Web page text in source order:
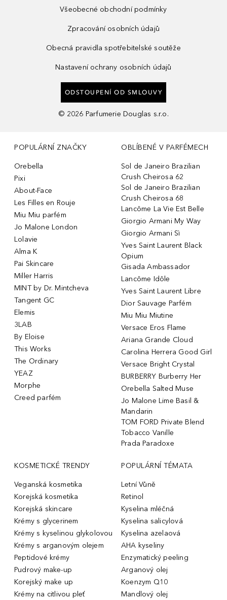
Všeobecné obchodní podmínky
Zpracování osobních údajů
Obecná pravidla spotřebitelské soutěže
Nastavení ochrany osobních údajů
ODSTOUPENÍ OD SMLOUVY
© 2026 Parfumerie Douglas s.r.o.
POPULÁRNÍ ZNAČKY
Orebella
Pixi
About-Face
Les Filles en Rouje
Miu Miu parfém
Jo Malone London
Lolavie
Alma K
Pai Skincare
Miller Harris
MINT by Dr. Mintcheva
Tangent GC
Elemis
3LAB
By Eloise
This Works
The Ordinary
YEAZ
Morphe
Creed parfém
OBLÍBENÉ V PARFÉMECH
Sol de Janeiro Brazilian
Crush Cheirosa 62
Sol de Janeiro Brazilian
Crush Cheirosa 68
Lancôme La Vie Est Belle
Giorgio Armani My Way
Giorgio Armani Sì
Yves Saint Laurent Black
Opium
Gisada Ambassador
Lancôme Idôle
Yves Saint Laurent Libre
Dior Sauvage Parfém
Miu Miu Miutine
Versace Eros Flame
Ariana Grande Cloud
Carolina Herrera Good Girl
Versace Bright Crystal
BURBERRY Burberry Her
Orebella Salted Muse
Jo Malone Lime Basil &
Mandarin
TOM FORD Private Blend
Tobacco Vanille
Prada Paradoxe
KOSMETICKÉ TRENDY
Veganská kosmetika
Korejská kosmetika
Korejská skincare
Krémy s glycerinem
Krémy s kyselinou glykolovou
Krémy s arganovým olejem
Peptidové krémy
Pudrový make-up
Korejský make up
Krémy na citlivou pleť
POPULÁRNÍ TÉMATA
Letní Vůně
Retinol
Kyselina mléčná
Kyselina salicylová
Kyselina azelaová
AHA kyseliny
Enzymatický peeling
Arganový olej
Koenzym Q10
Mandlový olej